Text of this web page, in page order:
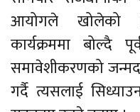
आयोगले खोलेको
कार्यक्रममा बोल्दै
समावेशीकरणको
गर्दै त्यसलाई